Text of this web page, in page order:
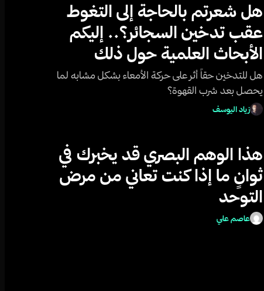
هل شعرتم بالحاجة إلى التغوط
عقب تدخين السجائر؟.. إليكم
الأبحاث العلمية حول ذلك
هل للتدخين حقاً أثر على حركة الأمعاء بشكل مشابه لما
يحصل بعد شرب القهوة؟
زياد اليوسف
هذا الوهم البصري قد يخبرك في
ثوانٍ ما إذا كنت تعاني من مرض
التوحد
عاصم علي